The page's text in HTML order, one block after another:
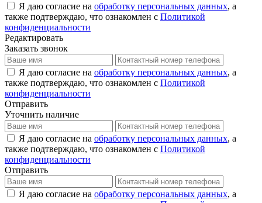
Я даю согласие на обработку персональных данных, а
также подтверждаю, что ознакомлен с Политикой
конфиденциальности
Редактировать
Заказать звонок
Я даю согласие на обработку персональных данных, а
также подтверждаю, что ознакомлен с Политикой
конфиденциальности
Отправить
Уточнить наличие
Я даю согласие на обработку персональных данных, а
также подтверждаю, что ознакомлен с Политикой
конфиденциальности
Отправить
Я даю согласие на обработку персональных данных, а